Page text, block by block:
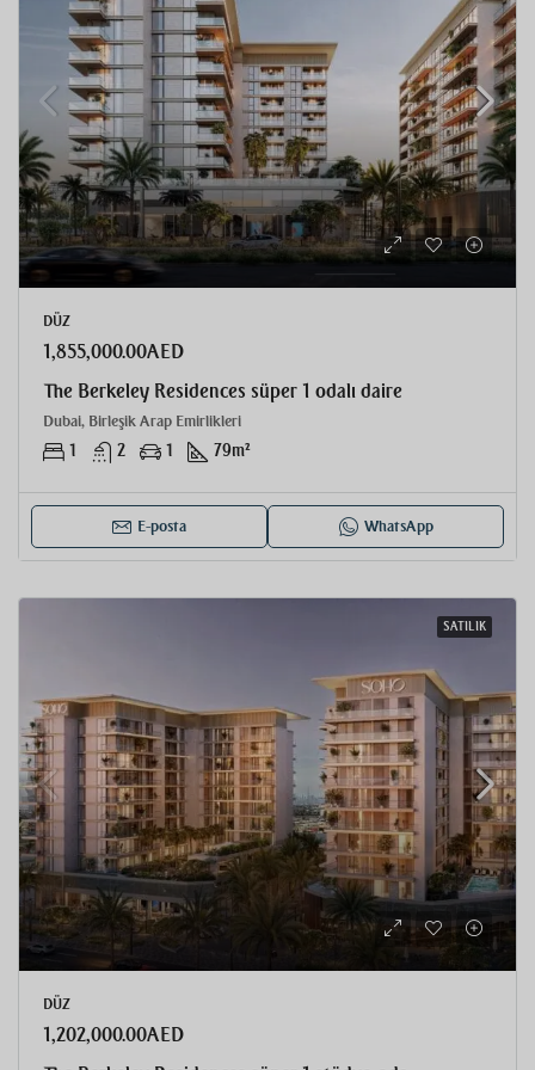
DÜZ
1,855,000.00AED
The Berkeley Residences süper 1 odalı daire
Dubai, Birleşik Arap Emirlikleri
1 2 1 79m²
E-posta WhatsApp
SATILIK
DÜZ
1,202,000.00AED